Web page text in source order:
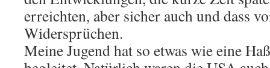
erreichten, aber sicher auch und dass
Widersprüchen.
Meine Jugend hat so etwas wie eine